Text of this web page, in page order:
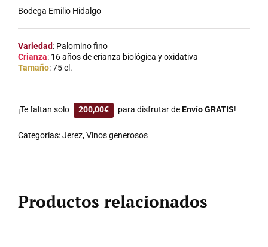
Bodega Emilio Hidalgo
Variedad: Palomino fino
Crianza: 16 años de crianza biológica y oxidativa
Tamaño: 75 cl.
¡Te faltan solo 200,00€ para disfrutar deEnvío GRATIS!
Categorías:Jerez,Vinos generosos
Productos relacionados